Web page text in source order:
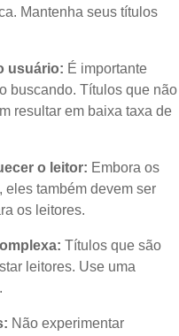
Mantenha seus títulos
usuário: É importante
buscando. Títulos que não
resultar em baixa taxa de
o leitor: Embora os
eles também devem ser
os leitores.
Títulos que são
leitores. Use uma
Não experimentar